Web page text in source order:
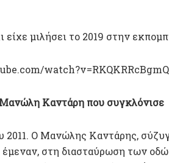
είχε μιλήσει το 2019 στην
watch?v=RKQKRRcBgmQ
Καντάρη που συγκλόνισε
2011. Ο Μανώλης Καντάρης,
έμεναν, στη διασταύρωση των